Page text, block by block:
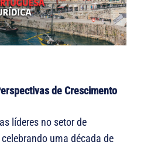
de Crescimento
líderes no setor de
uma década de